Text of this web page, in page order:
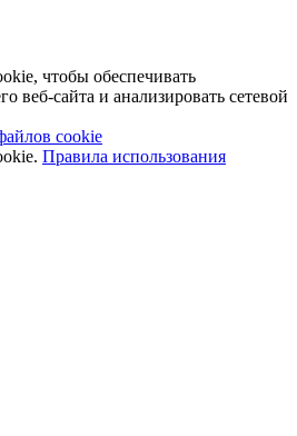
чтобы обеспечивать
веб-сайта и анализировать сетевой
cookie
Правила использования